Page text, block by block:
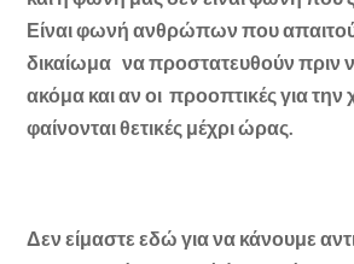
Είναι φωνή ανθρώπων που
δικαίωμα να προστατευθούν πριν
ακόμα και αν οι προοπτικές για
φαίνονται θετικές μέχρι ώρας.
Δεν είμαστε εδώ για να κάνουμε